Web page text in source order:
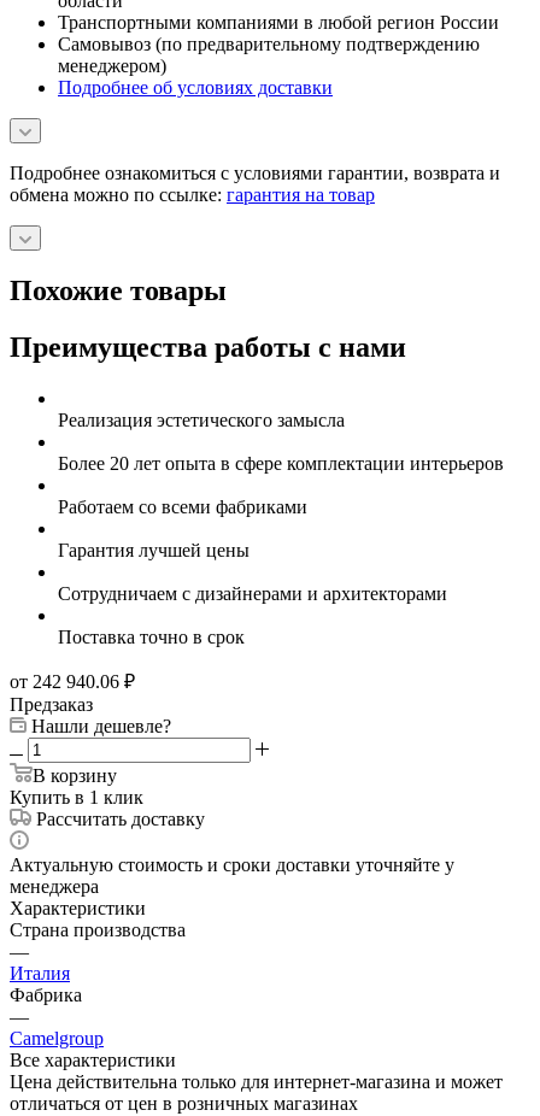
Транспортными компаниями в любой регион России
Самовывоз (по предварительному подтверждению
менеджером)
Подробнее об условиях доставки
Подробнее ознакомиться с условиями гарантии, возврата и
обмена можно по ссылке: гарантия на товар
Похожие товары
Преимущества работы с нами
Реализация эстетического замысла
Более 20 лет опыта в сфере комплектации интерьеров
Работаем со всеми фабриками
Гарантия лучшей цены
Сотрудничаем с дизайнерами и архитекторами
Поставка точно в срок
от 242 940.06 ₽
Предзаказ
Нашли дешевле?
В корзину
Купить в 1 клик
Рассчитать доставку
Актуальную стоимость и сроки доставки уточняйте у
менеджера
Характеристики
Страна производства
—
Италия
Фабрика
—
Camelgroup
Все характеристики
Цена действительна только для интернет-магазина и может
отличаться от цен в розничных магазинах